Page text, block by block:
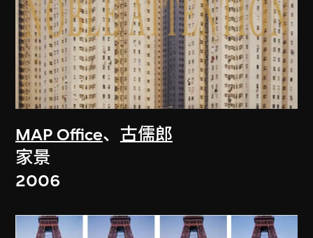
MAP Office、 古儒郎
家景
2006